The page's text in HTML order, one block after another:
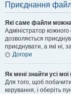
Приєднання
Які саме файли
Адміністратор
дозволяється
приєднувати, а які ні,
Догори
Як мені знайти усі
Для того, щоб
керування, і оберіть